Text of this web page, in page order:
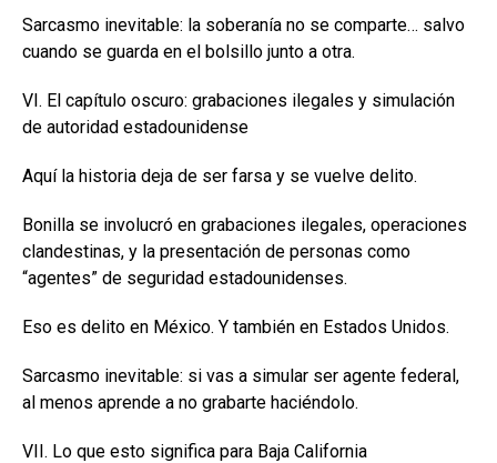
Sarcasmo inevitable: la soberanía no se comparte… salvo
cuando se guarda en el bolsillo junto a otra.
VI. El capítulo oscuro: grabaciones ilegales y simulación
de autoridad estadounidense
Aquí la historia deja de ser farsa y se vuelve delito.
Bonilla se involucró en grabaciones ilegales, operaciones
clandestinas, y la presentación de personas como
“agentes” de seguridad estadounidenses.
Eso es delito en México. Y también en Estados Unidos.
Sarcasmo inevitable: si vas a simular ser agente federal,
al menos aprende a no grabarte haciéndolo.
VII. Lo que esto significa para Baja California